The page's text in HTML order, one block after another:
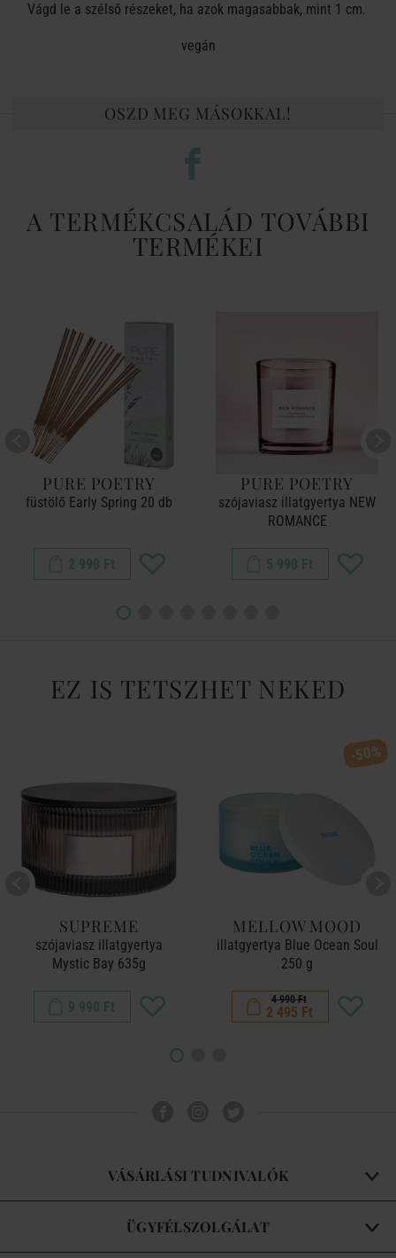
Vágd le a szélső részeket, ha azok magasabbak, mint 1 cm.
vegán
OSZD MEG MÁSOKKAL!
A TERMÉKCSALÁD TOVÁBBI
TERMÉKEI
PURE POETRY
füstölő Early Spring 20 db
2 990 Ft
PURE POETRY
szójaviasz illatgyertya NEW
ROMANCE
5 990 Ft
EZ IS TETSZHET NEKED
SUPREME
szójaviasz illatgyertya
Mystic Bay 635g
9 990 Ft
-50%
MELLOW MOOD
illatgyertya Blue Ocean Soul
250 g
4 990 Ft
2 495 Ft
VÁSÁRLÁSI TUDNIVALÓK
ÜGYFÉLSZOLGÁLAT